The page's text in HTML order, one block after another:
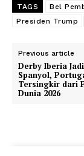
TAGS Bel
Presiden Trump
Previous article
Derby Iberia
Spanyol,
Tersingkir dari
Dunia 2026